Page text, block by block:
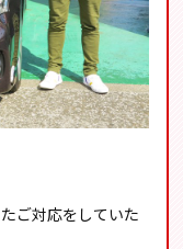
ご対応をしていた